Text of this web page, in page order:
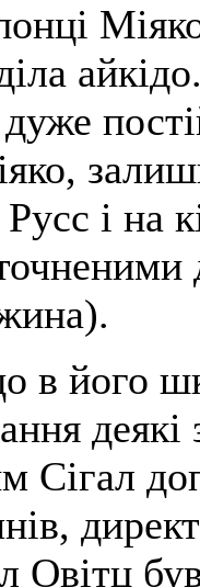
дуже
і на
в його
Сігал
Овітц